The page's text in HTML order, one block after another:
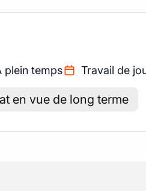
plein temps Travail de
en vue de long terme